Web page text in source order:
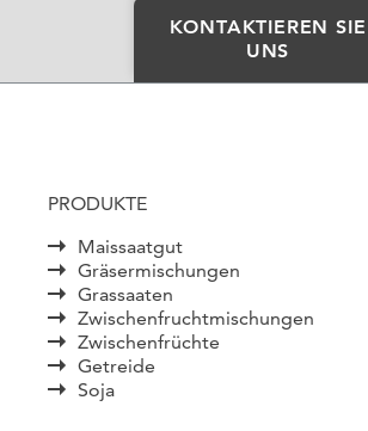
KONTAKTIEREN SIE
UNS
PRODUKTE
Maissaatgut
Gräsermischungen
Grassaaten
Zwischenfruchtmischungen
Zwischenfrüchte
Getreide
Soja